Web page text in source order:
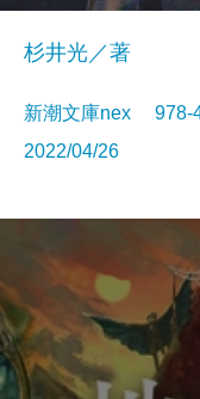
杉井光／著
新潮文庫nex
2022/04/26